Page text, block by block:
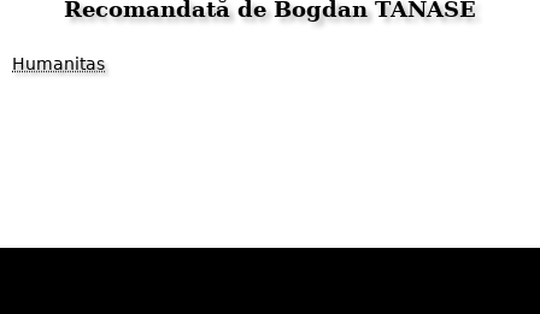
Recomandată de Bogdan TĂNASE
Humanitas